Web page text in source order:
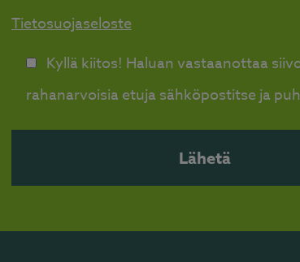
Tietosuojaseloste
Kyllä kiitos! Haluan vastaanottaa
rahanarvoisia etuja sähköpostitse ja